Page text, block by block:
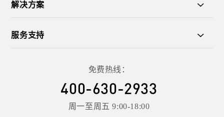
免费热线：
400-630-2933
周一至周五 9:00-18:00
解决方案
服务支持